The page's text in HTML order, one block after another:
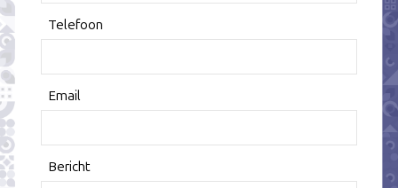
Telefoon
Email
Bericht